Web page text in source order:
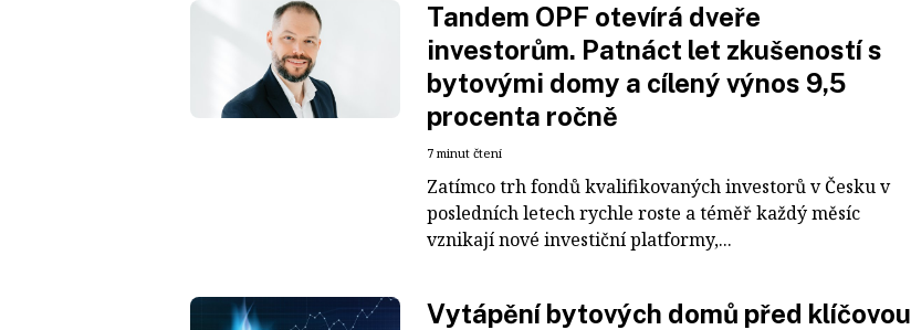
Tandem OPF otevírá dveře
investorům. Patnáct let zkušeností s
bytovými domy a cílený výnos 9,5
procenta ročně
7 minut čtení
Zatímco trh fondů kvalifikovaných investorů v Česku v
posledních letech rychle roste a téměř každý měsíc
vznikají nové investiční platformy,...
Vytápění bytových domů před klíčovou